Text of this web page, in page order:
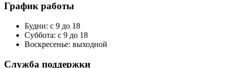
График работы
Будни: с 9 до 18
Суббота: с 9 до 18
Воскресенье: выходной
Служба поддержки